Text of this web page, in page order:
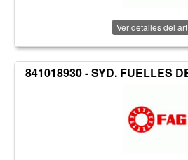
Ver detalles del
841018930 - SYD. FUELLES